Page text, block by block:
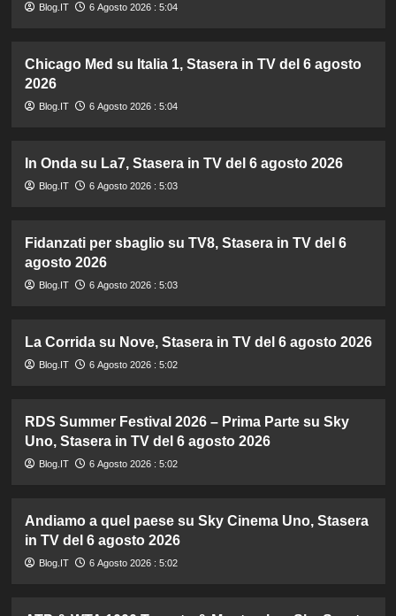
Blog.IT 6 Agosto 2026 : 5:04
Chicago Med su Italia 1, Stasera in TV del 6 agosto
2026
Blog.IT 6 Agosto 2026 : 5:04
In Onda su La7, Stasera in TV del 6 agosto 2026
Blog.IT 6 Agosto 2026 : 5:03
Fidanzati per sbaglio su TV8, Stasera in TV del 6
agosto 2026
Blog.IT 6 Agosto 2026 : 5:03
La Corrida su Nove, Stasera in TV del 6 agosto 2026
Blog.IT 6 Agosto 2026 : 5:02
RDS Summer Festival 2026 – Prima Parte su Sky
Uno, Stasera in TV del 6 agosto 2026
Blog.IT 6 Agosto 2026 : 5:02
Andiamo a quel paese su Sky Cinema Uno, Stasera
in TV del 6 agosto 2026
Blog.IT 6 Agosto 2026 : 5:02